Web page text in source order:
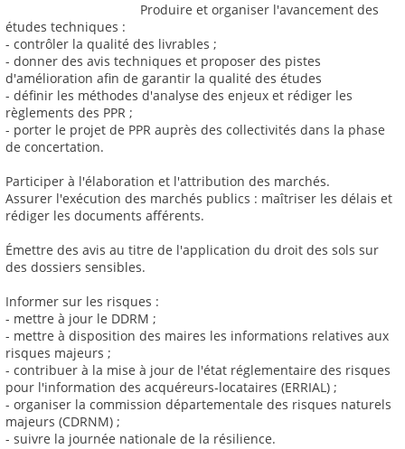
Produire et organiser l'avancement des
études techniques :
- contrôler la qualité des livrables ;
- donner des avis techniques et proposer des pistes
d'amélioration afin de garantir la qualité des études
- définir les méthodes d'analyse des enjeux et rédiger les
règlements des PPR ;
- porter le projet de PPR auprès des collectivités dans la phase
de concertation.
Participer à l'élaboration et l'attribution des marchés.
Assurer l'exécution des marchés publics : maîtriser les délais et
rédiger les documents afférents.
Émettre des avis au titre de l'application du droit des sols sur
des dossiers sensibles.
Informer sur les risques :
- mettre à jour le DDRM ;
- mettre à disposition des maires les informations relatives aux
risques majeurs ;
- contribuer à la mise à jour de l'état réglementaire des risques
pour l'information des acquéreurs-locataires (ERRIAL) ;
- organiser la commission départementale des risques naturels
majeurs (CDRNM) ;
- suivre la journée nationale de la résilience.